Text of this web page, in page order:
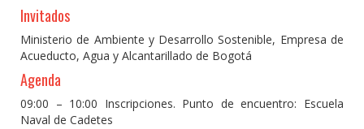
Invitados
Ministerio de Ambiente y Desarrollo Sostenible, Empresa de
Acueducto, Agua y Alcantarillado de Bogotá
Agenda
09:00 – 10:00 Inscripciones. Punto de encuentro: Escuela
Naval de Cadetes